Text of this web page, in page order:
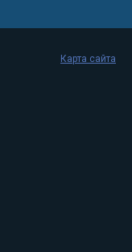
Карта сайта